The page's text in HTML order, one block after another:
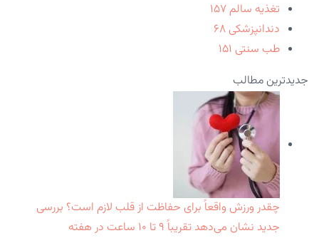
تغذیه سالم ۱۵۷
دندانپزشکی ۶۸
طب سنتی ۱۵۱
جدیدترین مطالب
چقدر ورزش واقعاً برای حفاظت از قلب لازم است؟ بررسی
جدید نشان می‌دهد تقریباً ۹ تا ۱۰ ساعت در هفته